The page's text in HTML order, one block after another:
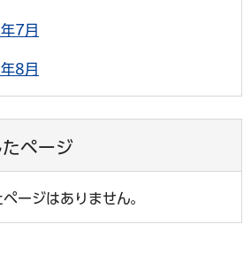
7月
8月
ページ
ージはありません。